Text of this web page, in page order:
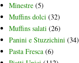
Minestre (5)
Muffins dolci (32)
Muffins salati (26)
Panini e Stuzzichini (34)
Pasta Fresca (6)